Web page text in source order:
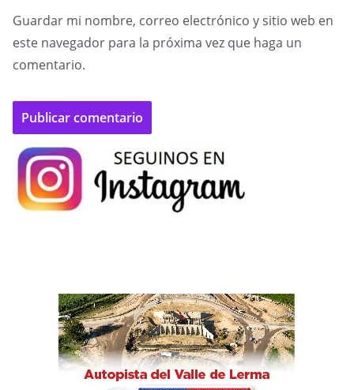
Guardar mi nombre, correo electrónico y sitio web en
este navegador para la próxima vez que haga un
comentario.